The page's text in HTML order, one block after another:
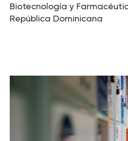
Biotecnología y
República Dominicana